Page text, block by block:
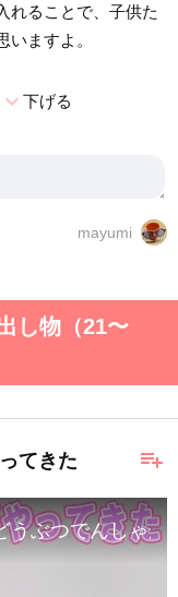
れることで、子供た
ますよ。
expand_more下げる
mayumi
し物（21〜
playlist_add
てきた
うぶつでんしゃが